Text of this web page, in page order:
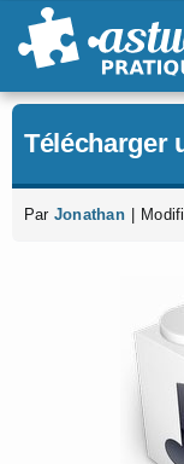
Passer
au
Télécharger
Par Jonathan